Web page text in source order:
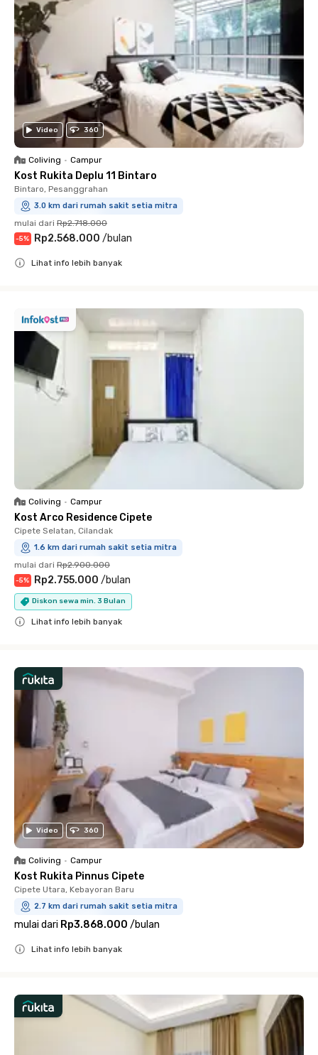
Video 360
Coliving • Campur
Kost Rukita Deplu 11 Bintaro
Bintaro, Pesanggrahan
3.0 km dari rumah sakit setia mitra
mulai dari Rp2.718.000
-5% Rp2.568.000 /bulan
Lihat info lebih banyak
Coliving • Campur
Kost Arco Residence Cipete
Cipete Selatan, Cilandak
1.6 km dari rumah sakit setia mitra
mulai dari Rp2.900.000
-5% Rp2.755.000 /bulan
Diskon sewa min. 3 Bulan
Lihat info lebih banyak
Video 360
Coliving • Campur
Kost Rukita Pinnus Cipete
Cipete Utara, Kebayoran Baru
2.7 km dari rumah sakit setia mitra
mulai dari Rp3.868.000 /bulan
Lihat info lebih banyak